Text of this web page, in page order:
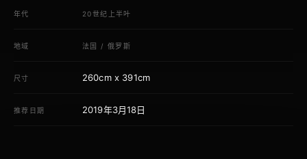
年代 20世纪上半叶
地域 法国 /俄罗斯
尺寸 260cm x 391cm
推荐日期 2019年3月18日